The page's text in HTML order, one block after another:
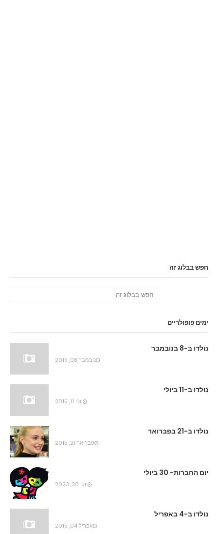
חפש בבלוג זה
ימים פופולריים
נולדו ב-8 בנובמבר
נובמבר 08, 2015
נולדו ב-11 ביולי
יולי 11, 2015
נולדו ב-21 בפברואר
פברואר 21, 2015
יום החברות- 30 ביולי
יולי 30, 2023
נולדו ב-4 באפריל
אפריל 04, 2015